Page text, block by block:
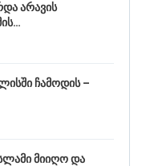
არავის
ჩამოდის –
მიიღო და